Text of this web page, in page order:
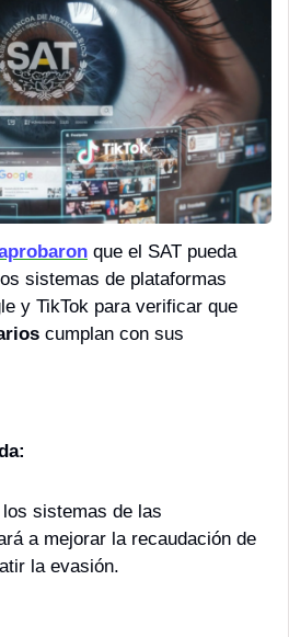
que el SAT pueda
sistemas de plataformas
cumplan con sus
sistemas de las
a mejorar la recaudación de
la evasión.